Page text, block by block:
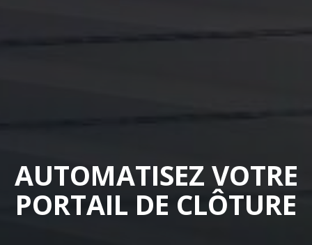
AUTOMATISEZ VOTRE
PORTAIL DE CLÔTURE